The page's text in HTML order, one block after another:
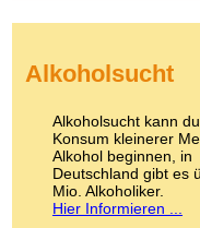
Kokain
LSD
Marihuana
Medikamente
Meskalin
Metamphetamin
Methadon
Alkoholsucht
Alkoholsucht kann
Konsum kleinerer
Alkohol beginnen, in
Deutschland gibt es
Mio. Alkoholiker.
Hier Informieren ...